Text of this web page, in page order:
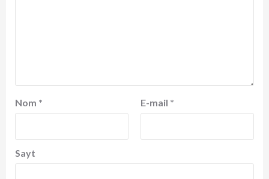
Nom * E-mail *
Sayt